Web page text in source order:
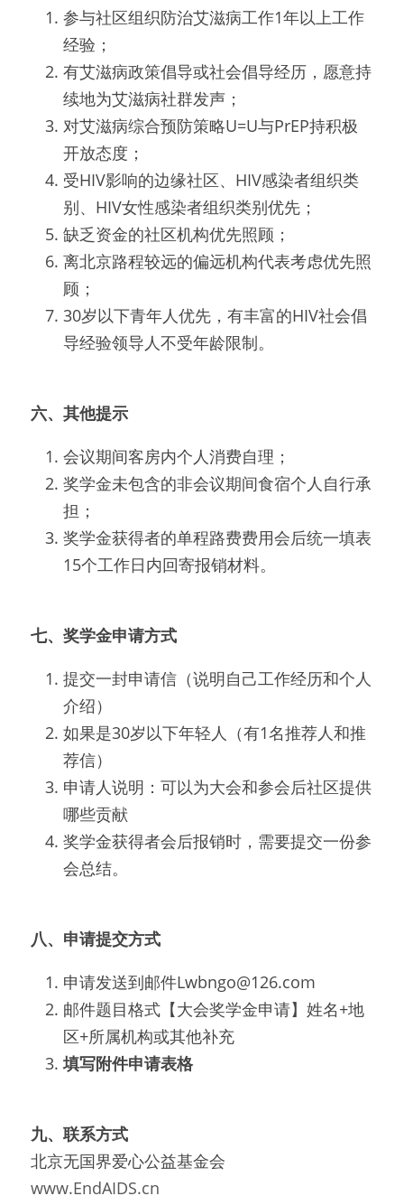
参与社区组织防治艾滋病工作1年以上工作
经验；
有艾滋病政策倡导或社会倡导经历，愿意持
续地为艾滋病社群发声；
对艾滋病综合预防策略U=U与PrEP持积极
开放态度；
受HIV影响的边缘社区、HIV感染者组织类
别、HIV女性感染者组织类别优先；
缺乏资金的社区机构优先照顾；
离北京路程较远的偏远机构代表考虑优先照
顾；
30岁以下青年人优先，有丰富的HIV社会倡
导经验领导人不受年龄限制。
六、其他提示
会议期间客房内个人消费自理；
奖学金未包含的非会议期间食宿个人自行承
担；
奖学金获得者的单程路费费用会后统一填表
15个工作日内回寄报销材料。
七、奖学金申请方式
提交一封申请信（说明自己工作经历和个人
介绍）
如果是30岁以下年轻人（有1名推荐人和推
荐信）
申请人说明：可以为大会和参会后社区提供
哪些贡献
奖学金获得者会后报销时，需要提交一份参
会总结。
八、申请提交方式
申请发送到邮件Lwbngo@126.com
邮件题目格式【大会奖学金申请】姓名+地
区+所属机构或其他补充
填写附件申请表格
九、联系方式
北京无国界爱心公益基金会
www.EndAIDS.cn